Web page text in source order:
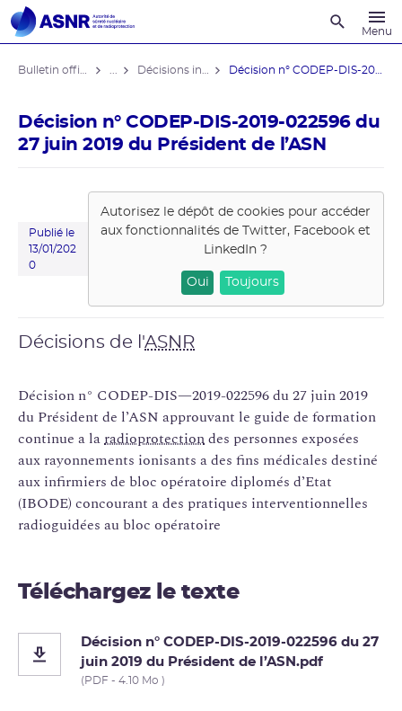
Menu
Décision n° CODEP-DIS-2019-022596 du
27 juin 2019 du Président de l’ASN
Publié le
13/01/202
0
Autorisez le dépôt de cookies pour accéder
aux fonctionnalités deTwitter, Facebook et
LinkedIn ?
Oui Toujours
Décisions de l'ASNR
Décision n° CODEP-DIS—2019-022596 du 27 juin 2019
du Président de l’ASN approuvant le guide de formation
continue a laradioprotectiondes personnes exposées
aux rayonnements ionisants a des fins médicales destiné
aux infirmiers de bloc opératoire diplomés d’Etat
(IBODE) concourant a des pratiques interventionnelles
radioguidées au bloc opératoire
Téléchargez le texte
Décision n° CODEP-DIS-2019-022596 du 27
juin 2019 du Président de l’ASN.pdf
(PDF - 4.10 Mo )